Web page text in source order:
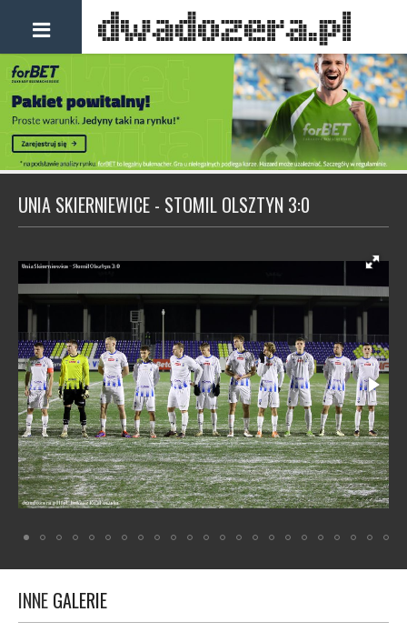
UNIA SKIERNIEWICE - STOMIL OLSZTYN 3:0
INNE GALERIE